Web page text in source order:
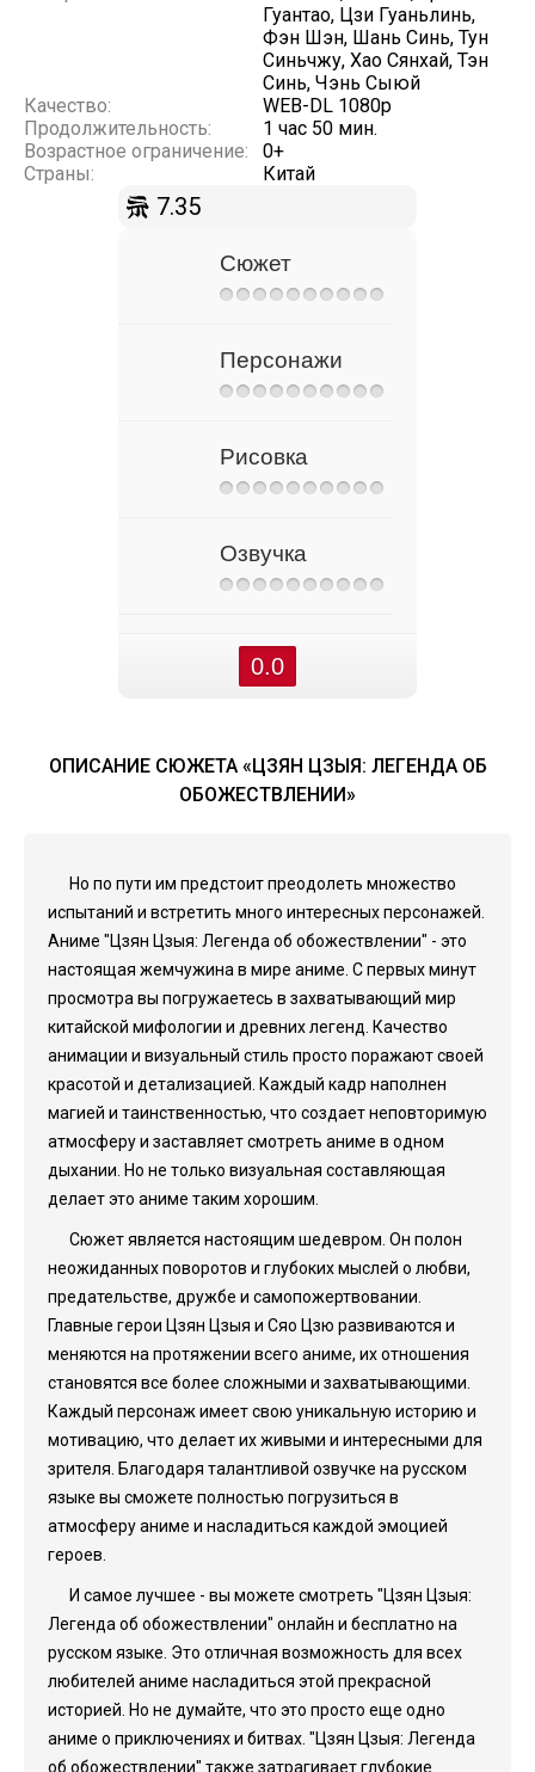
Гуантао, Цзи Гуаньлинь,
Фэн Шэн, Шань Синь, Тун
Синьчжу, Хао Сянхай, Тэн
Синь, Чэнь Сыюй
Качество:
WEB-DL 1080p
Продолжительность:
1 час 50 мин.
Возрастное ограничение:
0+
Страны:
Китай
7.35
Сюжет
Персонажи
Рисовка
Озвучка
0.0
ОПИСАНИЕ СЮЖЕТА «ЦЗЯН ЦЗЫЯ: ЛЕГЕНДА ОБ
ОБОЖЕСТВЛЕНИИ»
Но по пути им предстоит преодолеть множество
испытаний и встретить много интересных персонажей.
Аниме "Цзян Цзыя: Легенда об обожествлении" - это
настоящая жемчужина в мире аниме. С первых минут
просмотра вы погружаетесь в захватывающий мир
китайской мифологии и древних легенд. Качество
анимации и визуальный стиль просто поражают своей
красотой и детализацией. Каждый кадр наполнен
магией и таинственностью, что создает неповторимую
атмосферу и заставляет смотреть аниме в одном
дыхании. Но не только визуальная составляющая
делает это аниме таким хорошим.
Сюжет является настоящим шедевром. Он полон
неожиданных поворотов и глубоких мыслей о любви,
предательстве, дружбе и самопожертвовании.
Главные герои Цзян Цзыя и Сяо Цзю развиваются и
меняются на протяжении всего аниме, их отношения
становятся все более сложными и захватывающими.
Каждый персонаж имеет свою уникальную историю и
мотивацию, что делает их живыми и интересными для
зрителя. Благодаря талантливой озвучке на русском
языке вы сможете полностью погрузиться в
атмосферу аниме и насладиться каждой эмоцией
героев.
И самое лучшее - вы можете смотреть "Цзян Цзыя:
Легенда об обожествлении" онлайн и бесплатно на
русском языке. Это отличная возможность для всех
любителей аниме насладиться этой прекрасной
историей. Но не думайте, что это просто еще одно
аниме о приключениях и битвах. "Цзян Цзыя: Легенда
об обожествлении" также затрагивает глубокие